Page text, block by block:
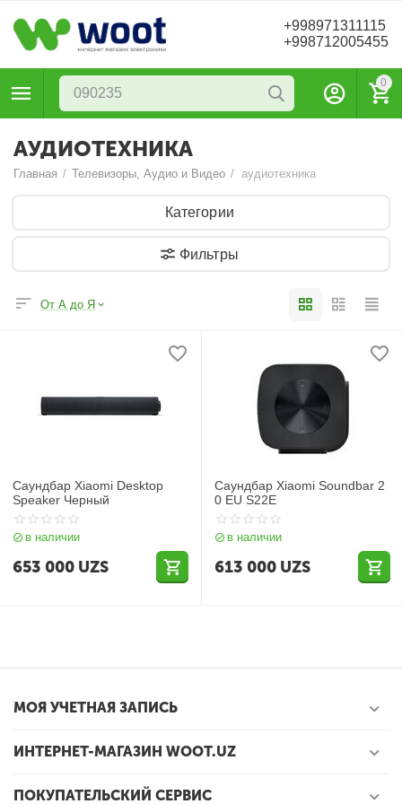
+998971311115
+998712005455
0
АУДИОТЕХНИКА
Главная / Телевизоры, Аудио и Видео / аудиотехника
Категории
Фильтры
От А до Я
Саундбар Xiaomi Desktop
Speaker Черный
в наличии
653 000 UZS
Саундбар Xiaomi Soundbar 2
0 EU S22E
в наличии
613 000 UZS
МОЯ УЧЕТНАЯ ЗАПИСЬ
ИНТЕРНЕТ-МАГАЗИН WOOT.UZ
ПОКУПАТЕЛЬСКИЙ СЕРВИС